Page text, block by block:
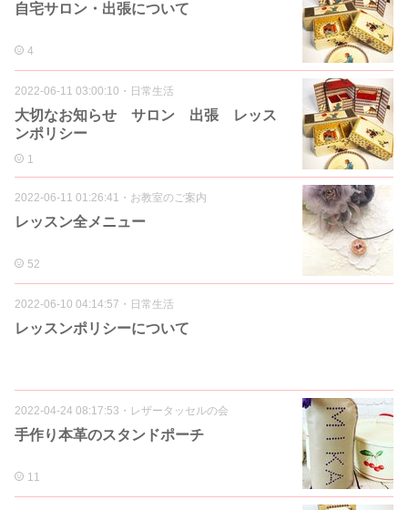
自宅サロン・出張について
4
2022-06-11 03:00:10 ・ 日常生活
大切なお知らせ サロン 出張 レッス
ンポリシー
1
2022-06-11 01:26:41 ・ お教室のご案内
レッスン全メニュー
52
2022-06-10 04:14:57 ・ 日常生活
レッスンポリシーについて
2022-04-24 08:17:53 ・ レザータッセルの会
手作り本革のスタンドポーチ
11